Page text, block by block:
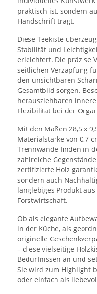
praktisch ist, sondern
Handschrift trägt.
Diese Teekiste
Stabilität und
erleichtert. Die präzise
seitlichen Verzapfung
den unsichtbaren
Gesamtbild sorgen.
herausziehbaren
Flexibilität bei der
Mit den Maßen 28,5 x
Materialstärke von 0,7
Trennwände finden in
zahlreiche Gegenstände
zertifizierte Holz
sondern auch
langlebiges Produkt
Forstwirtschaft.
Ob als elegante
in der Küche, als
originelle
– diese vielseitige
Bedürfnissen an und
Sie wird zum Highlight
oder einfach als